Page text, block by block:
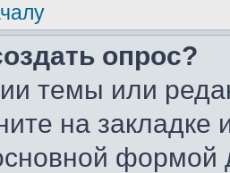
опрос?
темы или
на
формой